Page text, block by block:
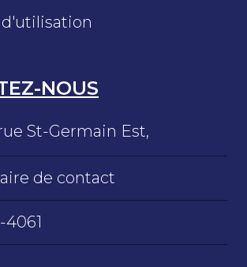
NOUS
St-Germain Est,
de contact
4061